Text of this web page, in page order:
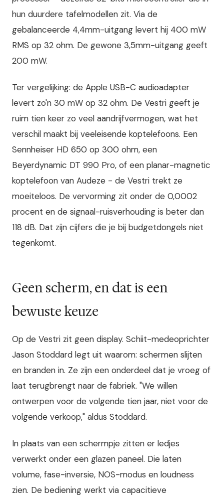
hun duurdere tafelmodellen zit. Via de
gebalanceerde 4,4mm-uitgang levert hij 400 mW
RMS op 32 ohm. De gewone 3,5mm-uitgang geeft
200 mW.
Ter vergelijking: de Apple USB-C audioadapter
levert zo'n 30 mW op 32 ohm. De Vestri geeft je
ruim tien keer zo veel aandrijfvermogen, wat het
verschil maakt bij veeleisende koptelefoons. Een
Sennheiser HD 650 op 300 ohm, een
Beyerdynamic DT 990 Pro, of een planar-magnetic
koptelefoon van Audeze - de Vestri trekt ze
moeiteloos. De vervorming zit onder de 0,0002
procent en de signaal-ruisverhouding is beter dan
118 dB. Dat zijn cijfers die je bij budgetdongels niet
tegenkomt.
Geen scherm, en dat is een
bewuste keuze
Op de Vestri zit geen display. Schiit-medeoprichter
Jason Stoddard legt uit waarom: schermen slijten
en branden in. Ze zijn een onderdeel dat je vroeg of
laat terugbrengt naar de fabriek. "We willen
ontwerpen voor de volgende tien jaar, niet voor de
volgende verkoop," aldus Stoddard.
In plaats van een schermpje zitten er ledjes
verwerkt onder een glazen paneel. Die laten
volume, fase-inversie, NOS-modus en loudness
zien. De bediening werkt via capacitieve